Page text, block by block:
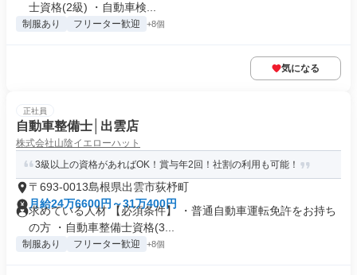
士資格(2級) ・自動車検...
制服あり フリーター歓迎 +8個
気になる
正社員
自動車整備士│出雲店
株式会社山陰イエローハット
3級以上の資格があればOK！賞与年2回！社割の利用も可能！
〒693-0013島根県出雲市荻杼町
月給24万6600円～31万400円
求めている人材 【必須条件】 ・普通自動車運転免許をお持ち
の方 ・自動車整備士資格(3...
制服あり フリーター歓迎 +8個